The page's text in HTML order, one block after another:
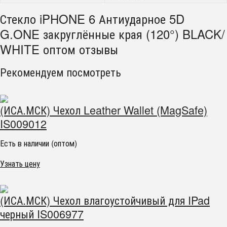
Стекло iPHONE 6 Антиударное 5D
G.ONE закруглённые края (120°) BLACK/
WHITE оптом отзывы
Рекомендуем посмотреть
(ИСА.МСК) Чехол Leather Wallet (MagSafe)
IS009012
Есть в наличии (оптом)
Узнать цену
(ИСА.МСК) Чехол влагоустойчивый для IPad
черный IS006977